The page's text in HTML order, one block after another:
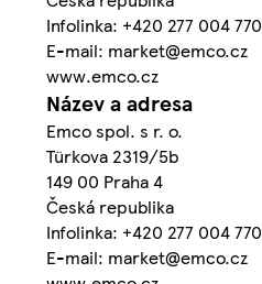
Infolinka: +420 277 004 770
E-mail: market@emco.cz
www.emco.cz
Název a adresa
Emco spol. s r. o.
Türkova 2319/5b
149 00 Praha 4
Česká republika
Infolinka: +420 277 004 770
E-mail: market@emco.cz